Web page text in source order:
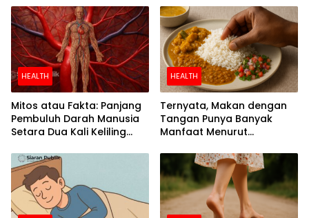
HEALTH
Mitos atau Fakta: Panjang
Pembuluh Darah Manusia
Setara Dua Kali Keliling
HEALTH
Ternyata, Makan dengan
Tangan Punya Banyak
Manfaat Menurut